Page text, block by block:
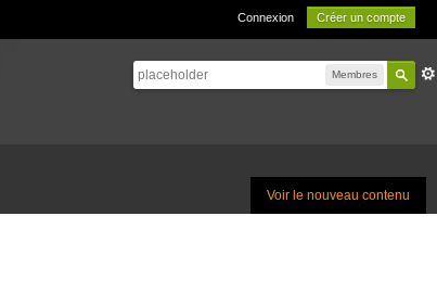
Connexion Créer un compte
Membres
Voir le nouveau contenu